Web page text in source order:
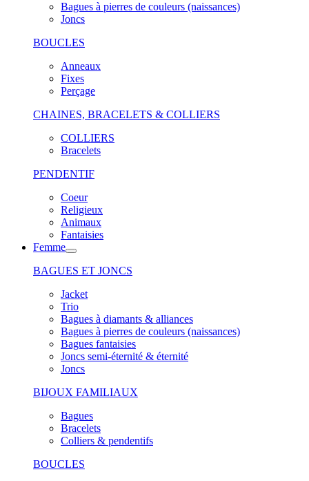
Bagues à pierres de couleurs (naissances)
Joncs
BOUCLES
Anneaux
Fixes
Perçage
CHAINES, BRACELETS & COLLIERS
COLLIERS
Bracelets
PENDENTIF
Coeur
Religieux
Animaux
Fantaisies
Femme
BAGUES ET JONCS
Jacket
Trio
Bagues à diamants & alliances
Bagues à pierres de couleurs (naissances)
Bagues fantaisies
Joncs semi-éternité & éternité
Joncs
BIJOUX FAMILIAUX
Bagues
Bracelets
Colliers & pendentifs
BOUCLES